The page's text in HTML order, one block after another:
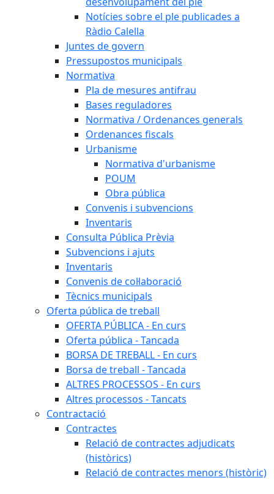
Notícies sobre el ple publicades a
Ràdio Calella
Juntes de govern
Pressupostos municipals
Normativa
Pla de mesures antifrau
Bases reguladores
Normativa / Ordenances generals
Ordenances fiscals
Urbanisme
Normativa d'urbanisme
POUM
Obra pública
Convenis i subvencions
Inventaris
Consulta Pública Prèvia
Subvencions i ajuts
Inventaris
Convenis de col·laboració
Tècnics municipals
Oferta pública de treball
OFERTA PÚBLICA - En curs
Oferta pública - Tancada
BORSA DE TREBALL - En curs
Borsa de treball - Tancada
ALTRES PROCESSOS - En curs
Altres processos - Tancats
Contractació
Contractes
Relació de contractes adjudicats
(històrics)
Relació de contractes menors (històric)